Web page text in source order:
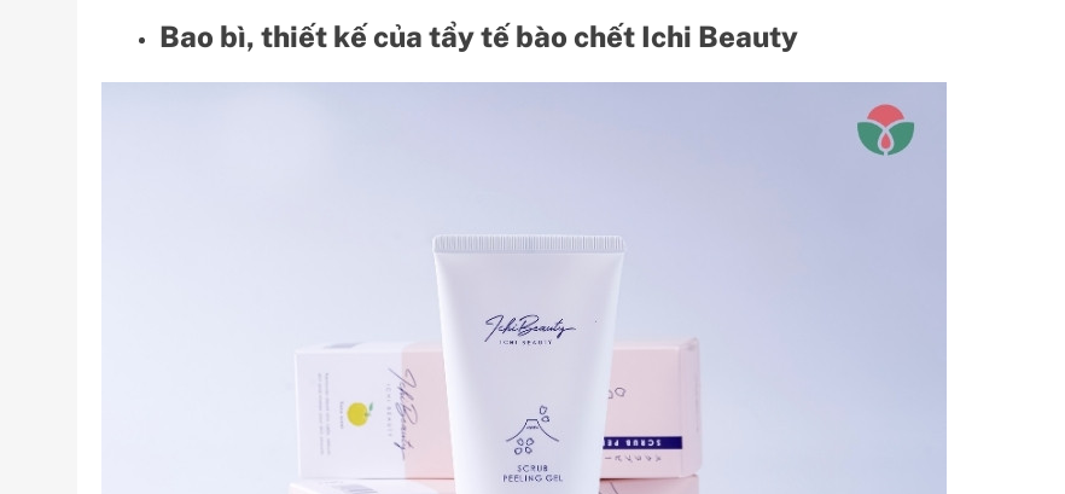
Bao bì, thiết kế của tẩy tế bào chết Ichi Beauty